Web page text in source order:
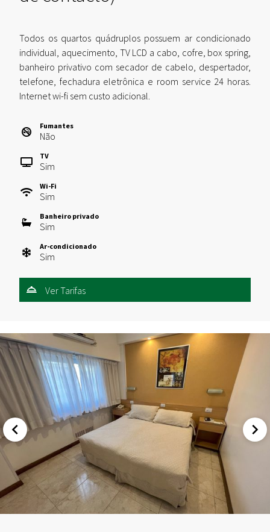
Todos os quartos quádruplos possuem ar condicionado
individual, aquecimento, TV LCD a cabo, cofre, box spring,
banheiro privativo com secador de cabelo, despertador,
telefone, fechadura eletrônica e room service 24 horas.
Internet wi-fi sem custo adicional.
Fumantes
Não
TV
Sim
Wi-Fi
Sim
Banheiro privado
Sim
Ar-condicionado
Sim
Ver Tarifas